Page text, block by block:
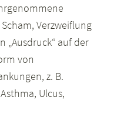
Verzweiflung
„Ausdruck“ auf der
von
z. B.
Ulcus,